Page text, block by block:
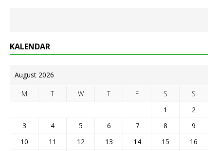
KALENDAR
August 2026
M T W T F S
S
1
2
3
4 5 6 7 8
9
10
11 12 13 14 15
16